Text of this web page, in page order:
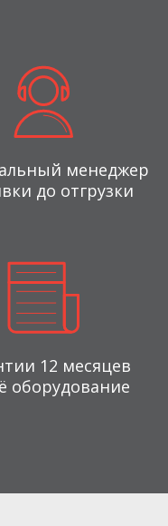
менеджер
до отгрузки
12 месяцев
оборудование